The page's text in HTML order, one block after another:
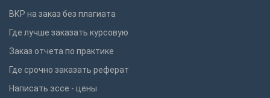
ВКР на заказ без плагиата
Где лучше заказать курсовую
Заказ отчета по практике
Где срочно заказать реферат
Написать эссе - цены